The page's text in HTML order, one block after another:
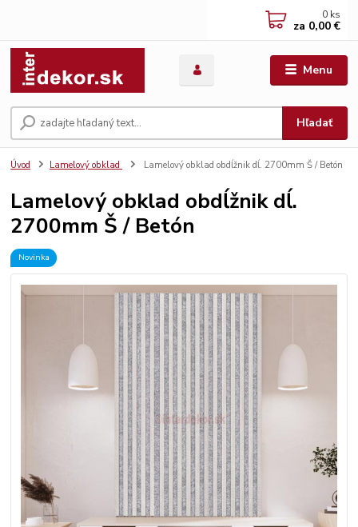
Menu
Hľadať
0 ks
za 0,00 €
Úvod Lamelový obklad Lamelový obklad obdĺžnik dĺ. 2700mm Š / Betón
Lamelový obklad obdĺžnik dĺ.
2700mm Š / Betón
Novinka